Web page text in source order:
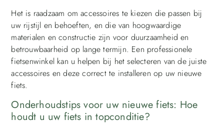
Het is raadzaam om accessoires te kiezen die passen bij
uw rijstijl en behoeften, en die van hoogwaardige
materialen en constructie zijn voor duurzaamheid en
betrouwbaarheid op lange termijn. Een professionele
fietsenwinkel kan u helpen bij het selecteren van de juiste
accessoires en deze correct te installeren op uw nieuwe
fiets.
Onderhoudstips voor uw nieuwe fiets: Hoe
houdt u uw fiets in topconditie?